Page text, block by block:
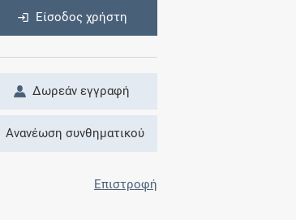
Είσοδος χρήστη
Δωρεάν εγγραφή
συνθηματικού
Επιστροφή